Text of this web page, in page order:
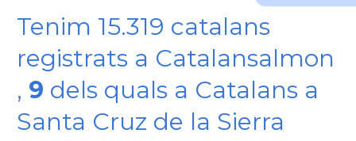
Tenim 15.319 catalans
registrats a Catalansalmon
, 9 dels quals a Catalans a
Santa Cruz de la Sierra